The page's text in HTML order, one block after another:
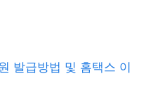
발급방법 및 홈택스 이